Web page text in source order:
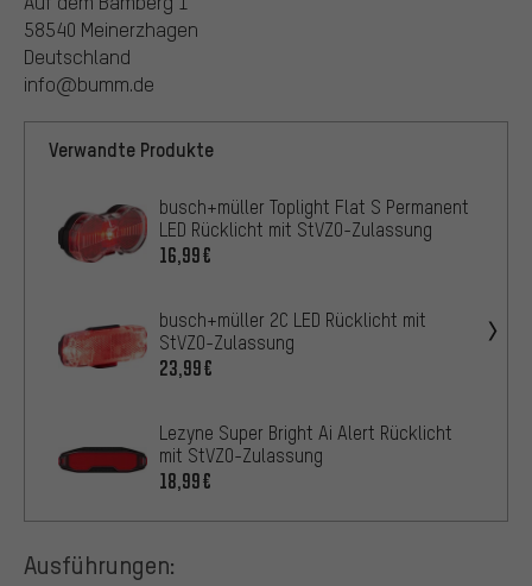
58540 Meinerzhagen
Deutschland
info@bumm.de
Verwandte Produkte
busch+müller Toplight Flat S Permanent
LED Rücklicht mit StVZO-Zulassung
16,99€
busch+müller 2C LED Rücklicht mit
StVZO-Zulassung
23,99€
Lezyne Super Bright Ai Alert Rücklicht
mit StVZO-Zulassung
18,99€
Ausführungen: